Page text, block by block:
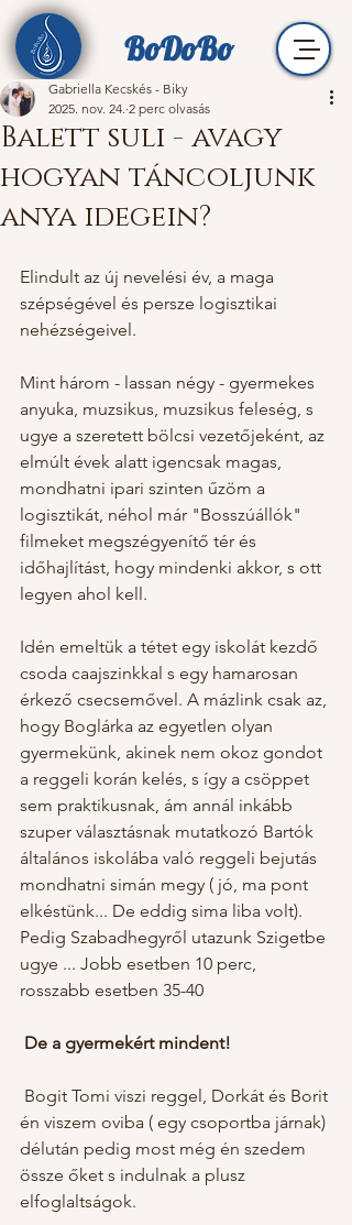
BoDoBo
Balett suli - avagy
hogyan táncoljunk
anya idegein?
Gabriella Kecskés - Biky
2025. nov. 24. 2 perc olvasás
Elindult az új nevelési év, a maga
szépségével és persze logisztikai
nehézségeivel.
Mint három - lassan négy - gyermekes
anyuka, muzsikus, muzsikus feleség, s
ugye a szeretett bölcsi vezetőjeként, az
elmúlt évek alatt igencsak magas,
mondhatni ipari szinten űzöm a
logisztikát, néhol már "Bosszúállók"
filmeket megszégyenítő tér és
időhajlítást, hogy mindenki akkor, s ott
legyen ahol kell.
Idén emeltük a tétet egy iskolát kezdő
csoda caajszinkkal s egy hamarosan
érkező csecsemővel. A mázlink csak az,
hogy Boglárka az egyetlen olyan
gyermekünk, akinek nem okoz gondot
a reggeli korán kelés, s így a csöppet
sem praktikusnak, ám annál inkább
szuper választásnak mutatkozó Bartók
általános iskolába való reggeli bejutás
mondhatni simán megy ( jó, ma pont
elkéstünk... De eddig sima liba volt).
Pedig Szabadhegyről utazunk Szigetbe
ugye ... Jobb esetben 10 perc,
rosszabb esetben 35-40
De a gyermekért mindent!
Bogit Tomi viszi reggel, Dorkát és Borit
én viszem oviba ( egy csoportba járnak)
délután pedig most még én szedem
össze őket s indulnak a plusz
elfoglaltságok.